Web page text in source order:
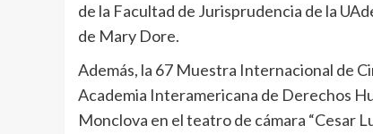
de la Facultad de Jurisprudencia de la
de Mary Dore.
Además, la 67 Muestra Internacional de
Academia Interamericana de Derechos
Monclova en el teatro de cámara “Cesar